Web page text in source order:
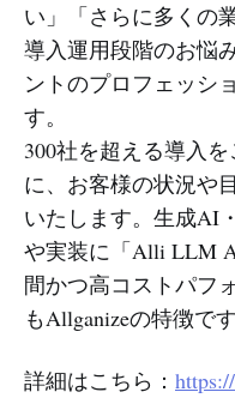
い」「さらに多くの
導入運用段階のお悩
ントのプロフェッシ
す。
300社を超える導入
に、お客様の状況や
いたします。生成AI
や実装に「Alli LLM
間かつ高コストパフ
もAllganizeの特徴です
詳細はこちら：